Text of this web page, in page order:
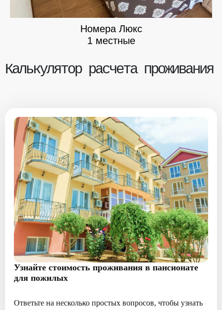
Номера Люкс
1 местные
Калькулятор расчета проживания
Узнайте стоимость проживания в пансионате
для пожилых
Ответьте на несколько простых вопросов, чтобы узнать